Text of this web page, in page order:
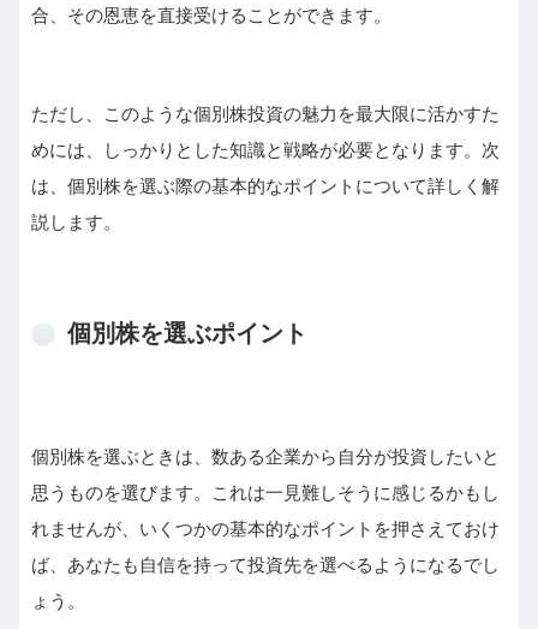
合、その恩恵を直接受けることができます。
ただし、このような個別株投資の魅力を最大限に活かすた
めには、しっかりとした知識と戦略が必要となります。次
は、個別株を選ぶ際の基本的なポイントについて詳しく解
説します。
個別株を選ぶポイント
個別株を選ぶときは、数ある企業から自分が投資したいと
思うものを選びます。これは一見難しそうに感じるかもし
れませんが、いくつかの基本的なポイントを押さえておけ
ば、あなたも自信を持って投資先を選べるようになるでし
ょう。